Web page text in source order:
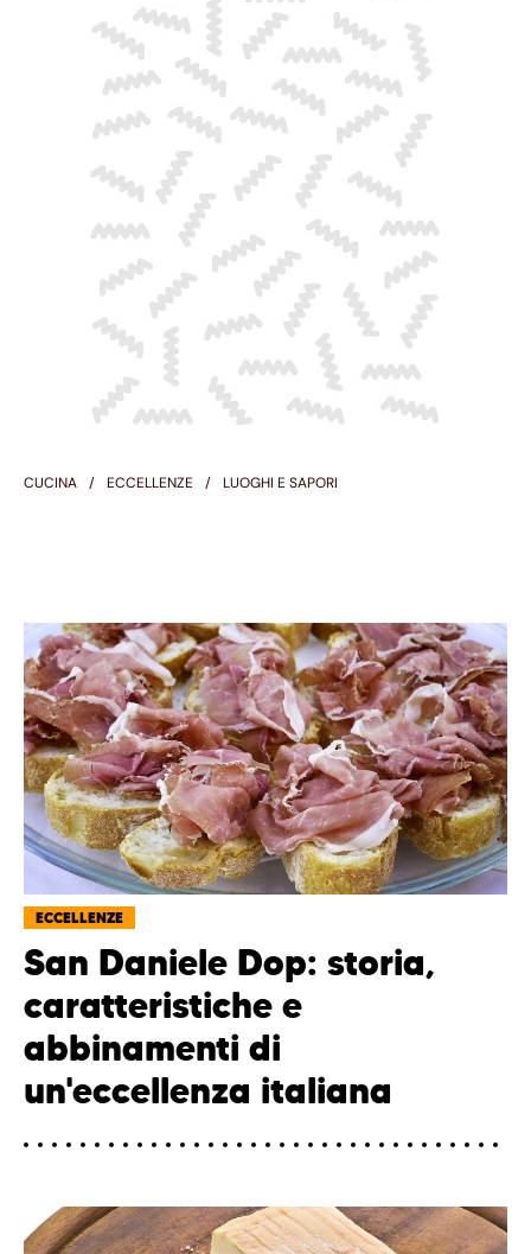
CUCINA ECCELLENZE LUOGHI E SAPORI
ECCELLENZE
San Daniele Dop: storia,
caratteristiche e
abbinamenti di
un'eccellenza italiana